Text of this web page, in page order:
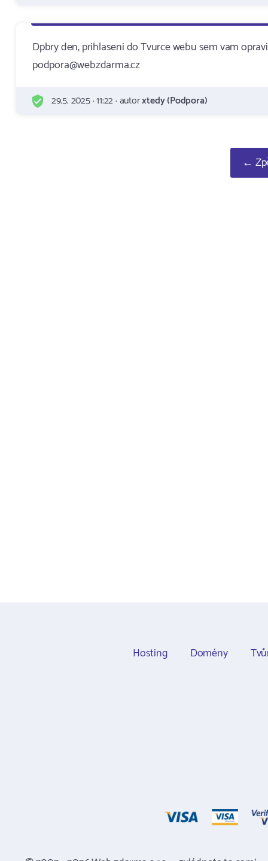
Dpbry den, prihlaseni do Tvurce webu sem vam
podpora@webzdarma.cz
29.5. 2025 · 11:22 · autorxtedy (Podpora)
←
Hosting Domény